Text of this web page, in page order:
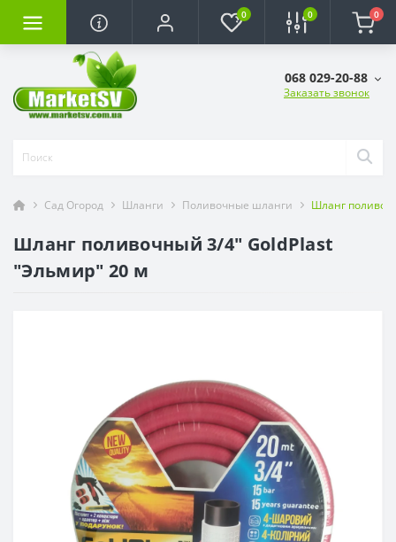
0 0 0
068 029-20-88
Заказать звонок
Сад Огород Шланги Поливочные шланги Шланг
Шланг поливочный 3/4" GoldPlast
"Эльмир" 20 м